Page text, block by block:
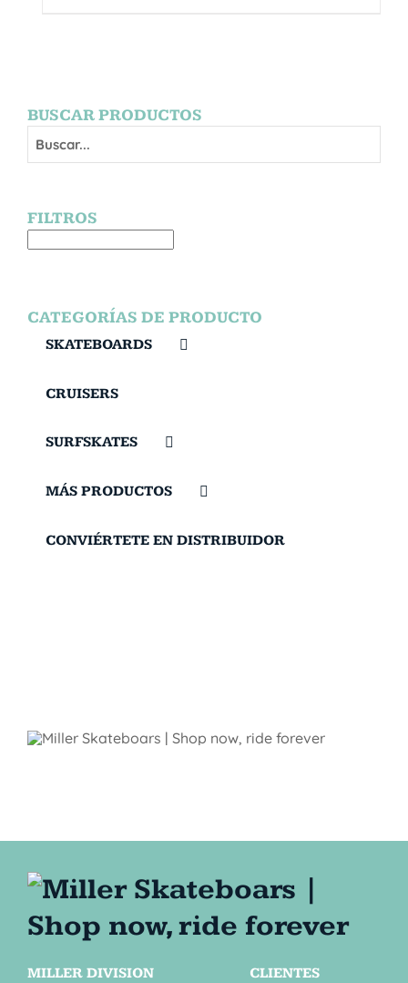
BUSCAR PRODUCTOS
FILTROS
CATEGORÍAS DE PRODUCTO
SKATEBOARDS
CRUISERS
SURFSKATES
MÁS PRODUCTOS
CONVIÉRTETE EN DISTRIBUIDOR
MILLER DIVISION
CLIENTES